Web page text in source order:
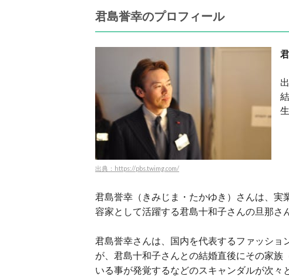
君島誉幸のプロフィール
出典：https://pbs.twimg.com/
君島誉幸（きみじま・たかゆき）さんは、
容家として活躍する君島十和子さんの旦那さ
君島誉幸さんは、国内を代表するファッシ
が、君島十和子さんとの結婚直後にその家
いる事が発覚するなどのスキャンダルが次々